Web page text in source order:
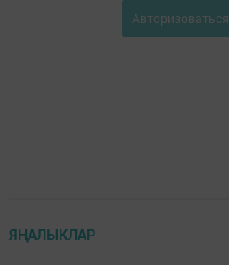
Авторизоваться
ЯҢАЛЫКЛАР